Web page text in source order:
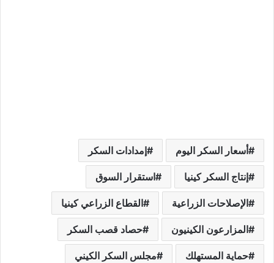
أسعار السكر اليوم إمدادات السكر
إنتاج السكر كينيا استقرار السوق
الإصلاحات الزراعية القطاع الزراعي كينيا
المزارعون الكينيون حصاد قصب السكر
حماية المستهلك مجلس السكر الكيني